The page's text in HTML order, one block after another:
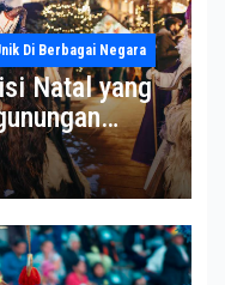
Di Berbagai Negara
Natal yang